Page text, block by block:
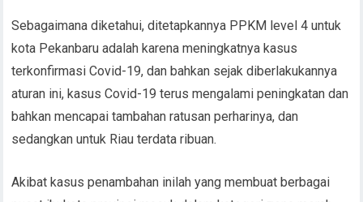
Sebagaimana diketahui, ditetapkannya PPKM level 4 untuk
kota Pekanbaru adalah karena meningkatnya kasus
terkonfirmasi Covid-19, dan bahkan sejak diberlakukannya
aturan ini, kasus Covid-19 terus mengalami peningkatan dan
bahkan mencapai tambahan ratusan perharinya, dan
sedangkan untuk Riau terdata ribuan.
Akibat kasus penambahan inilah yang membuat berbagai